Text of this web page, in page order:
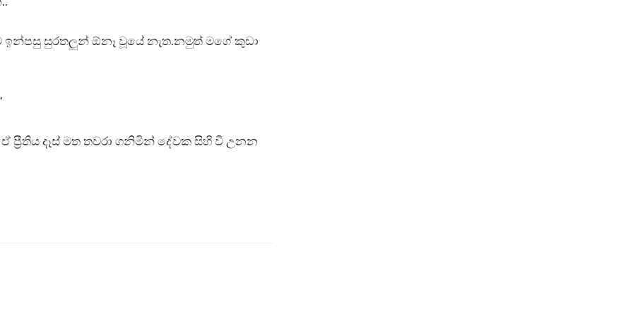
ඉන්පසු සුරතලුන් ඕනෑ වූයේ නැත.නමුත් මගේ කුඩා
ප්‍රීතිය දෑස් මත තවරා ගනිමින් දේවක සිහි වී උනන